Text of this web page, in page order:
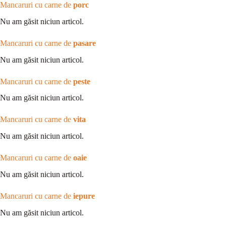
Mancaruri cu carne de porc
Nu am găsit niciun articol.
Mancaruri cu carne de pasare
Nu am găsit niciun articol.
Mancaruri cu carne de peste
Nu am găsit niciun articol.
Mancaruri cu carne de vita
Nu am găsit niciun articol.
Mancaruri cu carne de oaie
Nu am găsit niciun articol.
Mancaruri cu carne de iepure
Nu am găsit niciun articol.